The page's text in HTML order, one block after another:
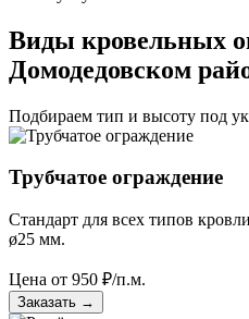
Виды кровельных
Домодедовском
Подбираем тип и высоту под
Трубчатое ограждение
Стандарт для всех типов
ø25 мм.
Цена от 950 ₽/п.м.
Заказать →